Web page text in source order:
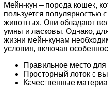
Мейн-кун – порода кошек,
пользуется
животных. Они обладают
умны и ласковы. Однако,
жизни мейн-кунам
условия, включая
Правильное место для
Просторный лоток с
Качественные